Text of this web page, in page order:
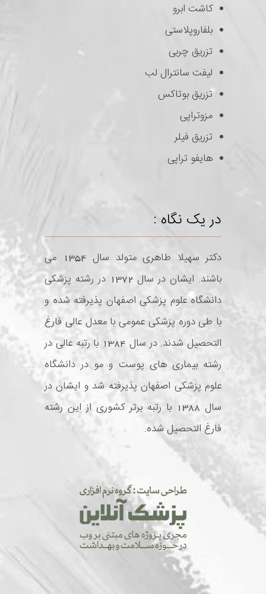
کاشت ابرو
بلفاروپلاستی
تزریق چربی
لیفت سانترال لب
تزریق بوتاکس
مزوتراپی
تزریق فیلر
هایفو تراپی
در یک نگاه :
دکتر سهیلا طاهری متولد سال 1354 می
باشند. ایشان در سال 1372 در رشته پزشکی
دانشگاه علوم پزشکی اصفهان پذیرفته شده و
با طی دوره پزشکی عمومی با معدل عالی فارغ
التحصیل شدند. در سال 1384 با رتبه عالی در
رشته بیماری های پوست و مو در دانشگاه
علوم پزشکی اصفهان پذیرفته شد و ایشان در
سال 1388 با رتبه برتر کشوری از این رشته
فارغ التحصیل شده.